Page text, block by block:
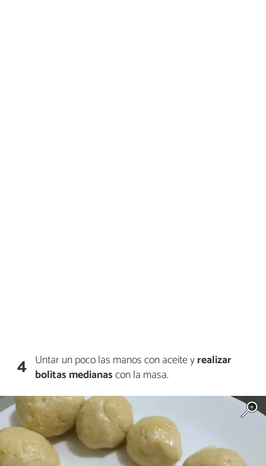
4 Untar un poco las manos con aceite yrealizar
bolitas medianascon la masa.